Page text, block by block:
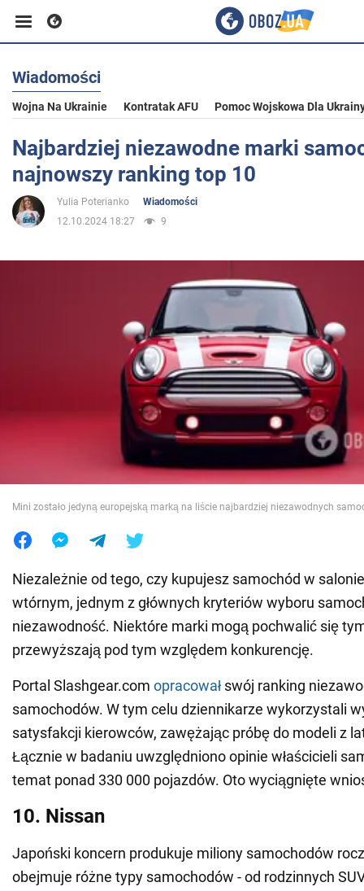
Biznes
Sport
Rozrywka
Wojna na Ukrainie
Jedzenie
Wiadomości
Wojna Na Ukrainie Kontratak AFU Pomoc Wojskowa Dla
Najbardziej niezawodne marki
najnowszy ranking top 10
Yulia Poterianko
Wiadomości
12.10.2024 18:27
9
Mini zostało jedyną europejską marką na liście najbardziej niezawodnych
Niezależnie od tego, czy kupujesz samochód w
wtórnym, jednym z głównych kryteriów wyboru
niezawodność. Niektóre marki mogą pochwalić się
przewyższają pod tym względem konkurencję.
Portal Slashgear.com opracował swój ranking
samochodów. W tym celu dziennikarze wykorzystali
satysfakcji kierowców, zawężając próbę do modeli z
Łącznie w badaniu uwzględniono opinie właścicieli
temat ponad 330 000 pojazdów. Oto wyciągnięte
10. Nissan
Japoński koncern produkuje miliony samochodów
obejmuje różne typy samochodów - od rodzinnych